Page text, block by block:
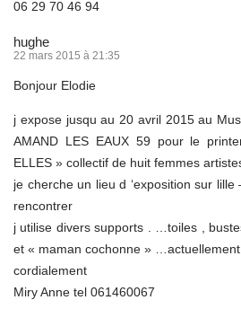
06 29 70 46 94
hughe
22 mars 2015 à 21:35
Bonjour Elodie
j expose jusqu au 20 avril 2015 au
AMAND LES EAUX 59 pour le
ELLES » collectif de huit femmes
je cherche un lieu d ‘exposition sur
rencontrer
j utilise divers supports . …toiles ,
et « maman cochonne »
cordialement
Miry Anne tel 061460067